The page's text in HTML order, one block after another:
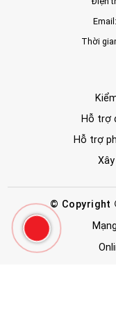
Email:
Thời
Hỗ trợ
Hỗ trợ
© Copyright